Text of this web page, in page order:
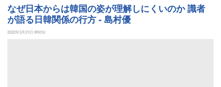
なぜ日本からは韓国の姿が理解しにくいのか 識者
が語る日韓関係の行方 - 島村優
2022年3月31日 0時0分